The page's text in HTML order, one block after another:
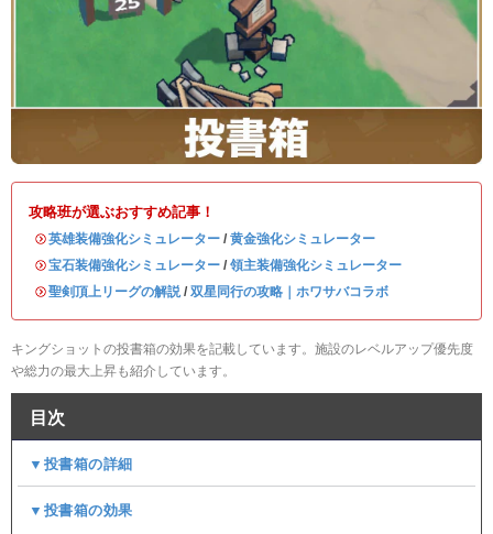
攻略班が選ぶおすすめ記事！
・英雄装備強化シミュレーター / 黄金強化シミュレーター
・宝石装備強化シミュレーター / 領主装備強化シミュレーター
・聖剣頂上リーグの解説 / 双星同行の攻略｜ホワサバコラボ
キングショットの投書箱の効果を記載しています。施設のレベルアップ優先度
や総力の最大上昇も紹介しています。
目次
▼投書箱の詳細
▼投書箱の効果